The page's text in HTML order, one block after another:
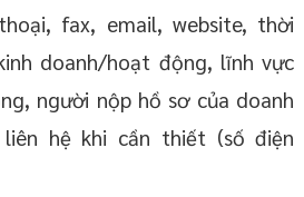
fax, email, website, thời
doanh/hoạt động, lĩnh vực
người nộp hồ sơ của doanh
hệ khi cần thiết (số điện